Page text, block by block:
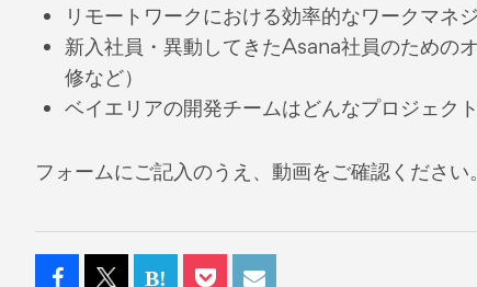
リモートワークにおける効率的なワークマネ
新入社員・異動してきたAsana社員のための
修など）
ベイエリアの開発チームはどんなプロジェク
フォームにご記入のうえ、動画をご確認ください。